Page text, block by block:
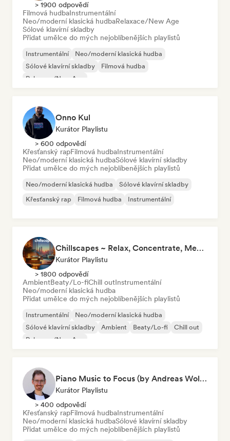
> 1900 odpovědí
Filmová hudbaInstrumentální
Neo/moderní klasická hudbaRelaxace/New Age
Sólové klavírní skladby
Přidat umělce do mých nejoblíbenějších playlistů
Instrumentální
Neo/moderní klasická hudba
Sólové klavírní skladby
Filmová hudba
Relaxace/New Age
Onno Kul
Kurátor Playlistu
> 600 odpovědí
Křesťanský rapFilmová hudbaInstrumentální
Neo/moderní klasická hudbaSólové klavírní skladby
Přidat umělce do mých nejoblíbenějších playlistů
Neo/moderní klasická hudba
Sólové klavírní skladby
Křesťanský rap
Filmová hudba Instrumentální
Chillscapes ~ Relax, Concentrate, Meditate, Sleep, Dream
Kurátor Playlistu
> 1800 odpovědí
AmbientBeaty/Lo-fiChill outInstrumentální
Neo/moderní klasická hudba
Přidat umělce do mých nejoblíbenějších playlistů
Instrumentální
Neo/moderní klasická hudba
Sólové klavírní skladby
Ambient Beaty/Lo-fi
Chill out
Relaxace/New Age
Piano Music to Focus (by Andreas Wolff)
Kurátor Playlistu
> 400 odpovědí
Křesťanský rapFilmová hudbaInstrumentální
Neo/moderní klasická hudbaSólové klavírní skladby
Přidat umělce do mých nejoblíbenějších playlistů